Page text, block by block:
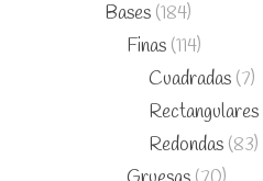
Bases (184)
Finas (114)
Cuadradas (7)
Rectangulares
Redondas (83)